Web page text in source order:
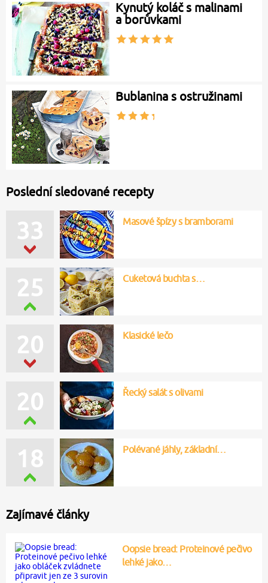
Kynutý koláč s malinami
a borůvkami
Bublanina s ostružinami
Poslední sledované recepty
33 Masové špízy s bramborami
25 Cuketová buchta s…
20 Klasické lečo
20 Řecký salát s olivami
18 Polévané jáhly, základní…
Zajímavé články
Oopsie bread: Proteinové pečivo
lehké jako…